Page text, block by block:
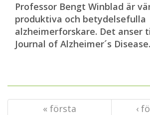
Professor Bengt Winblad är
produktiva och betydelsefulla
alzheimerforskare. Det anser
Journal of Alzheimer´s Disease.
« första
‹